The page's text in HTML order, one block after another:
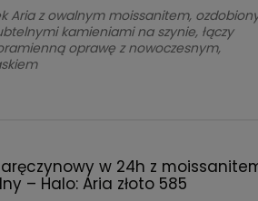
Aria z owalnym moissanitem,
kamieniami na szynie, łączy
oprawę z nowoczesnym,
w 24h z
– Halo: Aria złoto 585